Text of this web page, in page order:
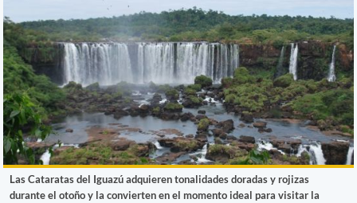
Las Cataratas del Iguazú adquieren tonalidades doradas y rojizas
durante el otoño y la convierten en el momento ideal para visitar la